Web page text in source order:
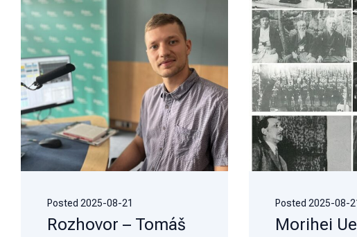
Posted 2025-08-21
Rozhovor – Tomáš
Posted 2025-08-
Morihei